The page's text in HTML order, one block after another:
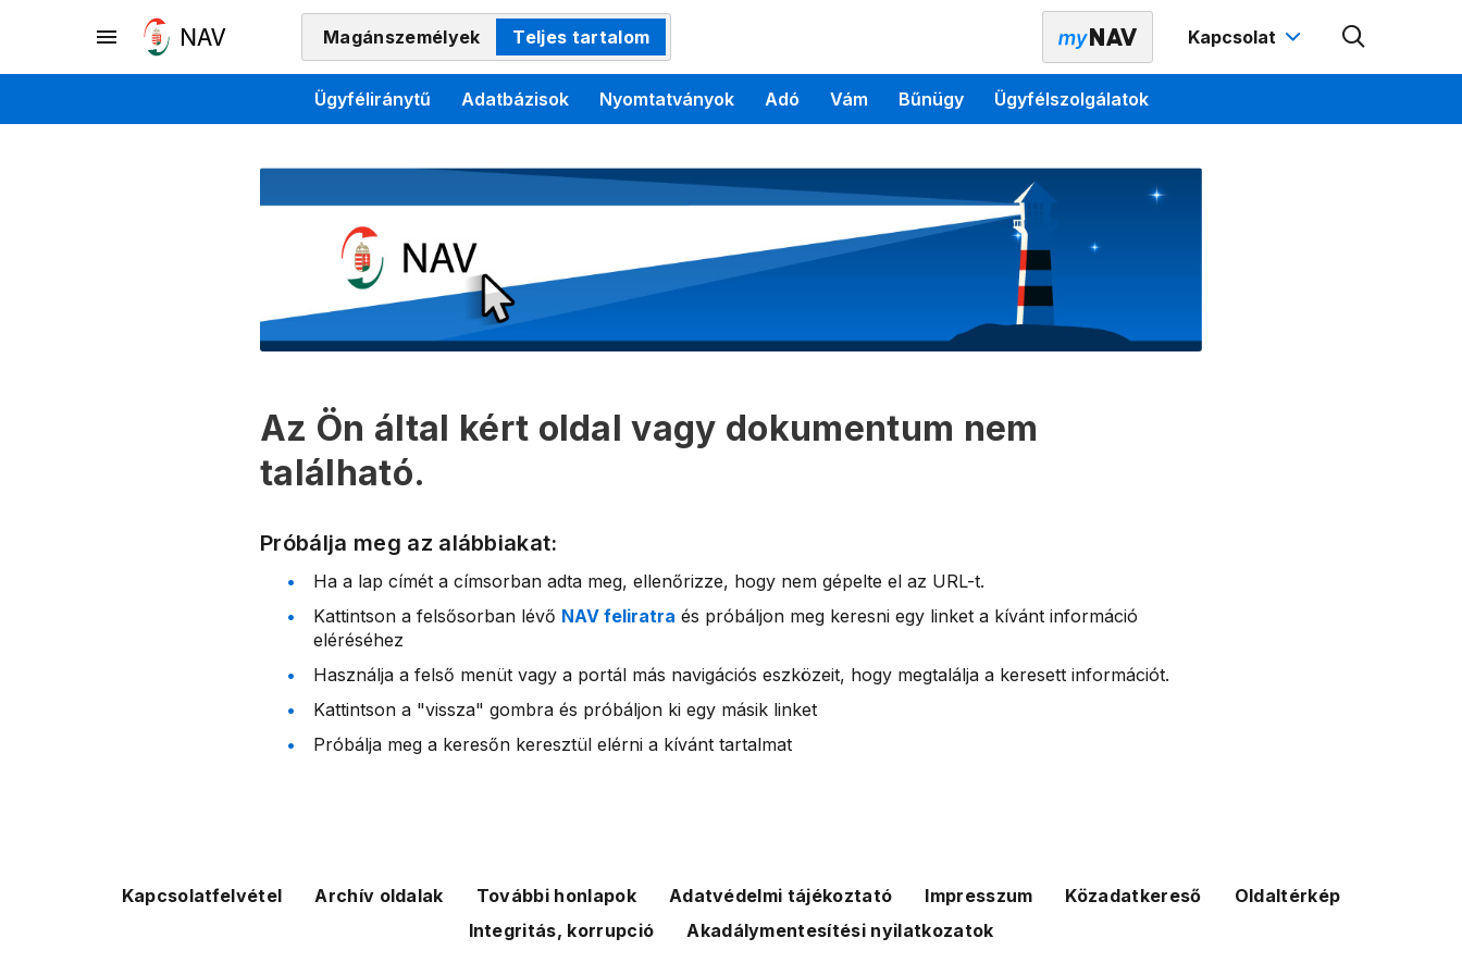
Magánszemélyek Teljes tartalom Kapcsolat
Ügyféliránytű Adatbázisok Nyomtatványok Adó Vám Bűnügy Ügyfélszolgálatok
Az Ön által kért oldal vagy dokumentum nem
található.
Próbálja meg az alábbiakat:
Ha a lap címét a címsorban adta meg, ellenőrizze, hogy nem gépelte el az URL-t.
Kattintson a felsősorban lévő NAV feliratra és próbáljon meg keresni egy linket a kívánt információ
eléréséhez
Használja a felső menüt vagy a portál más navigációs eszközeit, hogy megtalálja a keresett információt.
Kattintson a "vissza" gombra és próbáljon ki egy másik linket
Próbálja meg a keresőn keresztül elérni a kívánt tartalmat
Kapcsolatfelvétel Archív oldalak További honlapok Adatvédelmi tájékoztató Impresszum Közadatkereső
Oldaltérkép
Integritás, korrupció
Akadálymentesítési nyilatkozatok